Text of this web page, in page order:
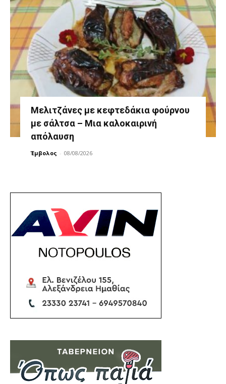
Μελιτζάνες με κεφτεδάκια φούρνου
με σάλτσα – Μια καλοκαιρινή
απόλαυση
Έμβολος - 08/08/2026